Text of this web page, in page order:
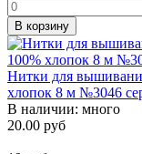
В корзину
Нитки для
хлопок 8 м №3046
В наличии: много
20.00 руб